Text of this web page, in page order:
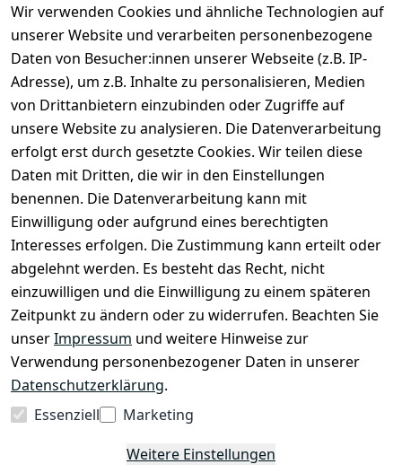
Modelle
EzyRoller Originals
EzyRoller X-Series
Zubehör
Ersatzteile
Sale & Bundle-Angebote
Händler werden
Über uns
Shop & Kontakt
EzyRoller Pflege & Garantie
Widerrufs­recht
Widerruf absenden
Impressum
Daten­schutz­erklärung
Wir verwenden Cookies und ähnliche Technologien auf
unserer Website und verarbeiten personenbezogene
Daten von Besucher:innen unserer Webseite (z.B. IP-
Adresse), um z.B. Inhalte zu personalisieren, Medien
von Drittanbietern einzubinden oder Zugriffe auf
unsere Website zu analysieren. Die Datenverarbeitung
erfolgt erst durch gesetzte Cookies. Wir teilen diese
Daten mit Dritten, die wir in den Einstellungen
benennen. Die Datenverarbeitung kann mit
Einwilligung oder aufgrund eines berechtigten
Interesses erfolgen. Die Zustimmung kann erteilt oder
abgelehnt werden. Es besteht das Recht, nicht
einzuwilligen und die Einwilligung zu einem späteren
Zeitpunkt zu ändern oder zu widerrufen. Beachten Sie
unserImpressum und weitere Hinweise zur
Verwendung personenbezogener Daten in unserer
Datenschutzerklärung.
Essenziell
Marketing
Weitere Einstellungen